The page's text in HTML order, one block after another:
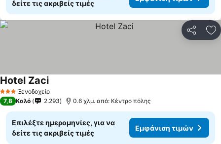
δείτε τις ακριβείς τιμές
3 ΑστέριαΞενοδοχείο
Hotel Zaci
7,8 Καλό 2.293 0.6 χλμ. από: Κέντρο πόλης
Επιλέξτε ημερομηνίες, για να
δείτε τις ακριβείς τιμές
Εμφάνιση τιμών